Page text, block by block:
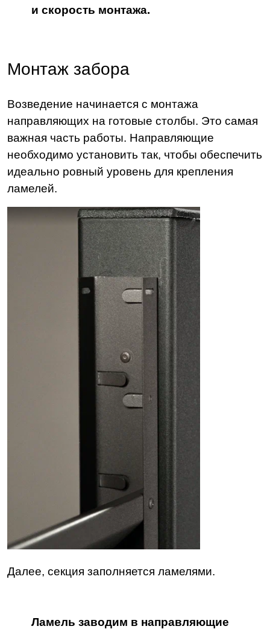
и скорость монтажа.
Монтаж забора
Возведение начинается с монтажа
направляющих на готовые столбы. Это самая
важная часть работы. Направляющие
необходимо установить так, чтобы обеспечить
идеально ровный уровень для крепления
ламелей.
Далее, секция заполняется ламелями.
Ламель заводим в направляющие